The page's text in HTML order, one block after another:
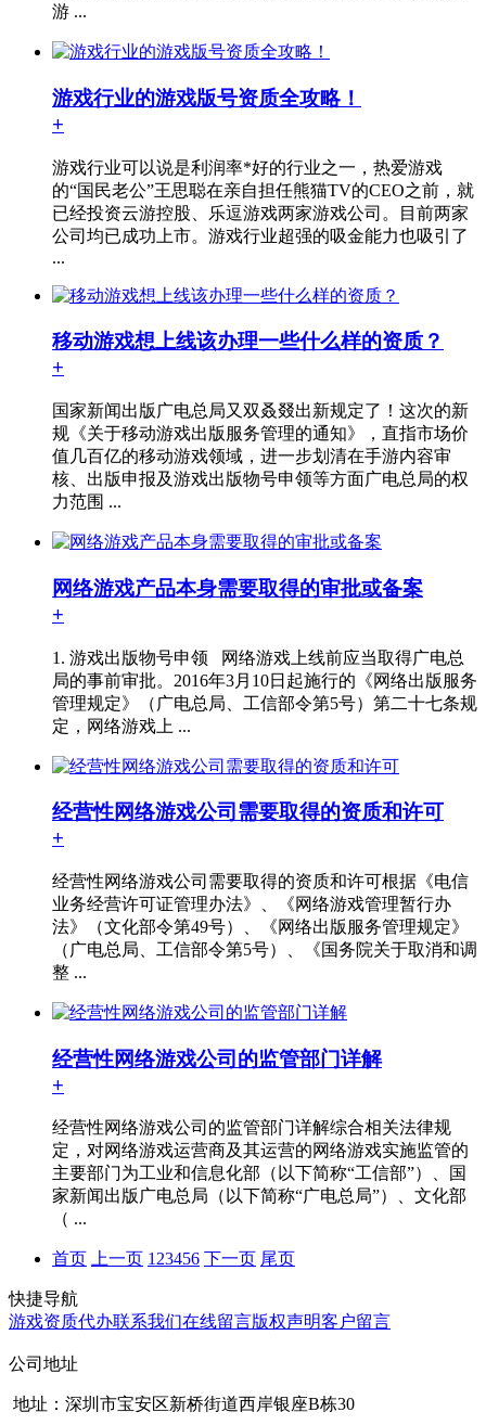
游 ...
游戏行业的游戏版号资质全攻略！
+
游戏行业可以说是利润率*好的行业之一，热爱游戏
的“国民老公”王思聪在亲自担任熊猫TV的CEO之前，就
已经投资云游控股、乐逗游戏两家游戏公司。目前两家
公司均已成功上市。游戏行业超强的吸金能力也吸引了
...
移动游戏想上线该办理一些什么样的资质？
+
国家新闻出版广电总局又双叒叕出新规定了！这次的新
规《关于移动游戏出版服务管理的通知》，直指市场价
值几百亿的移动游戏领域，进一步划清在手游内容审
核、出版申报及游戏出版物号申领等方面广电总局的权
力范围 ...
网络游戏产品本身需要取得的审批或备案
+
1. 游戏出版物号申领 网络游戏上线前应当取得广电总
局的事前审批。2016年3月10日起施行的《网络出版服务
管理规定》（广电总局、工信部令第5号）第二十七条规
定，网络游戏上 ...
经营性网络游戏公司需要取得的资质和许可
+
经营性网络游戏公司需要取得的资质和许可根据《电信
业务经营许可证管理办法》、《网络游戏管理暂行办
法》（文化部令第49号）、《网络出版服务管理规定》
（广电总局、工信部令第5号）、《国务院关于取消和调
整 ...
经营性网络游戏公司的监管部门详解
+
经营性网络游戏公司的监管部门详解综合相关法律规
定，对网络游戏运营商及其运营的网络游戏实施监管的
主要部门为工业和信息化部（以下简称“工信部”）、国
家新闻出版广电总局（以下简称“广电总局”）、文化部
（ ...
首页 上一页 123456 下一页 尾页
快捷导航
游戏资质代办联系我们在线留言版权声明客户留言
公司地址
地址：深圳市宝安区新桥街道西岸银座B栋30